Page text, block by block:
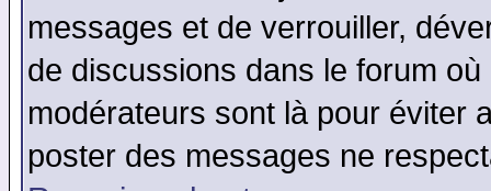
messages et de verrouiller,
de discussions dans le forum
modérateurs sont là pour éviter
poster des messages ne